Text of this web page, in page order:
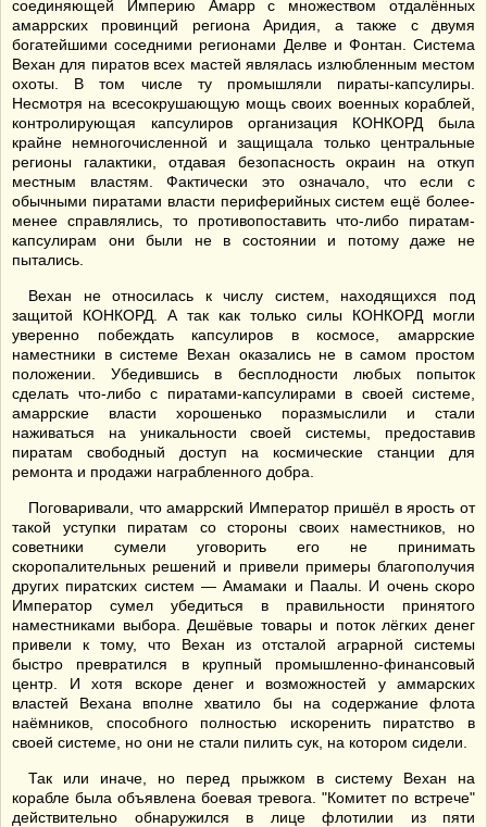
соединяющей Империю Амарр с множеством отдалённых
амаррских провинций региона Аридия, а также с двумя
богатейшими соседними регионами Делве и Фонтан. Система
Вехан для пиратов всех мастей являлась излюбленным местом
охоты. В том числе ту промышляли пираты-капсулиры.
Несмотря на всесокрушающую мощь своих военных кораблей,
контролирующая капсулиров организация КОНКОРД была
крайне немногочисленной и защищала только центральные
регионы галактики, отдавая безопасность окраин на откуп
местным властям. Фактически это означало, что если с
обычными пиратами власти периферийных систем ещё более-
менее справлялись, то противопоставить что-либо пиратам-
капсулирам они были не в состоянии и потому даже не
пытались.
Вехан не относилась к числу систем, находящихся под
защитой КОНКОРД. А так как только силы КОНКОРД могли
уверенно побеждать капсулиров в космосе, амаррские
наместники в системе Вехан оказались не в самом простом
положении. Убедившись в бесплодности любых попыток
сделать что-либо с пиратами-капсулирами в своей системе,
амаррские власти хорошенько поразмыслили и стали
наживаться на уникальности своей системы, предоставив
пиратам свободный доступ на космические станции для
ремонта и продажи награбленного добра.
Поговаривали, что амаррский Император пришёл в ярость от
такой уступки пиратам со стороны своих наместников, но
советники сумели уговорить его не принимать
скоропалительных решений и привели примеры благополучия
других пиратских систем — Амамаки и Паалы. И очень скоро
Император сумел убедиться в правильности принятого
наместниками выбора. Дешёвые товары и поток лёгких денег
привели к тому, что Вехан из отсталой аграрной системы
быстро превратился в крупный промышленно-финансовый
центр. И хотя вскоре денег и возможностей у аммарских
властей Вехана вполне хватило бы на содержание флота
наёмников, способного полностью искоренить пиратство в
своей системе, но они не стали пилить сук, на котором сидели.
Так или иначе, но перед прыжком в систему Вехан на
корабле была объявлена боевая тревога. "Комитет по встрече"
действительно обнаружился в лице флотилии из пяти